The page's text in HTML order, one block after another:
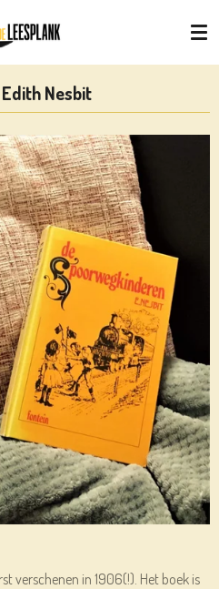
Nesbit
verschenen in 1906(!). Het boek is